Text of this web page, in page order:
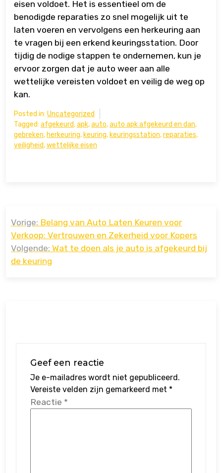
eisen voldoet. Het is essentieel om de
benodigde reparaties zo snel mogelijk uit te
laten voeren en vervolgens een herkeuring aan
te vragen bij een erkend keuringsstation. Door
tijdig de nodige stappen te ondernemen, kun je
ervoor zorgen dat je auto weer aan alle
wettelijke vereisten voldoet en veilig de weg op
kan.
Posted in: Uncategorized
Tagged: afgekeurd,apk,auto,auto apk afgekeurd en dan,
gebreken, herkeuring, keuring, keuringsstation,reparaties,
veiligheid,wettelijke eisen
navigatie
Vorige: Belang van Auto Laten Keuren voor
Verkoop: Vertrouwen en Zekerheid voor Kopers
Volgende: Wat te doen als je auto is afgekeurd bij
de keuring
Geef een reactie
Je e-mailadres wordt niet gepubliceerd.
Vereiste velden zijn gemarkeerd met *
Reactie *